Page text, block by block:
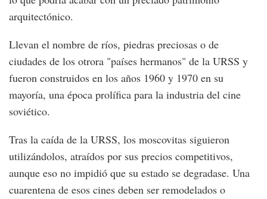
arquitectónico.
Llevan el nombre de ríos, piedras preciosas o de
ciudades de los otrora "países hermanos" de la URSS y
fueron construidos en los años 1960 y 1970 en su
mayoría, una época prolífica para la industria del cine
soviético.
Tras la caída de la URSS, los moscovitas siguieron
utilizándolos, atraídos por sus precios competitivos,
aunque eso no impidió que su estado se degradase. Una
cuarentena de esos cines deben ser remodelados o